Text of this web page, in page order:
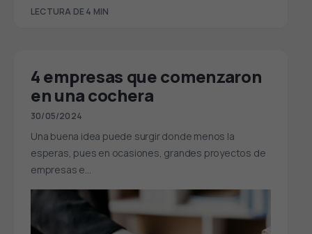
LECTURA DE 4 MIN
4 empresas que comenzaron
en una cochera
30/05/2024
Una buena idea puede surgir donde menos la
esperas, pues en ocasiones, grandes proyectos de
empresas e…